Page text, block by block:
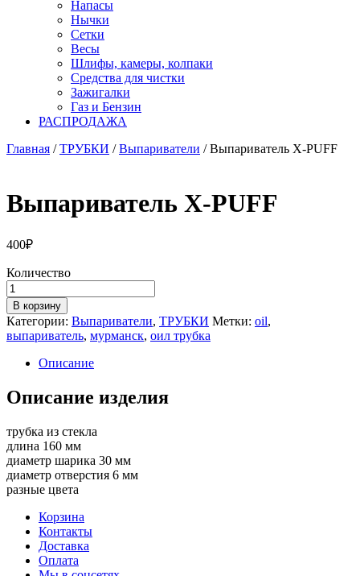
Напасы
Нычки
Сетки
Весы
Шлифы, камеры, колпаки
Средства для чистки
Зажигалки
Газ и Бензин
РАСПРОДАЖА
Главная /ТРУБКИ /Выпариватели / Выпариватель X-PUFF
Выпариватель X-PUFF
400₽
Количество
Количество
товара
Выпариватель
X-
PUFF
В корзину
Категории: Выпариватели, ТРУБКИ Метки: oil,
выпариватель, мурманск, оил трубка
Описание
Описание изделия
трубка из стекла
длина 160 мм
диаметр шарика 30 мм
диаметр отверстия 6 мм
разные цвета
Корзина
Контакты
Доставка
Оплата